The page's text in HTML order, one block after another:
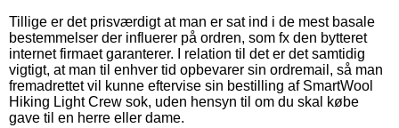
Tillige er det prisværdigt at man er sat ind i de mest basale
bestemmelser der influerer på ordren, som fx den bytteret
internet firmaet garanterer. I relation til det er det samtidig
vigtigt, at man til enhver tid opbevarer sin ordremail, så man
fremadrettet vil kunne eftervise sin bestilling af SmartWool
Hiking Light Crew sok, uden hensyn til om du skal købe
gave til en herre eller dame.